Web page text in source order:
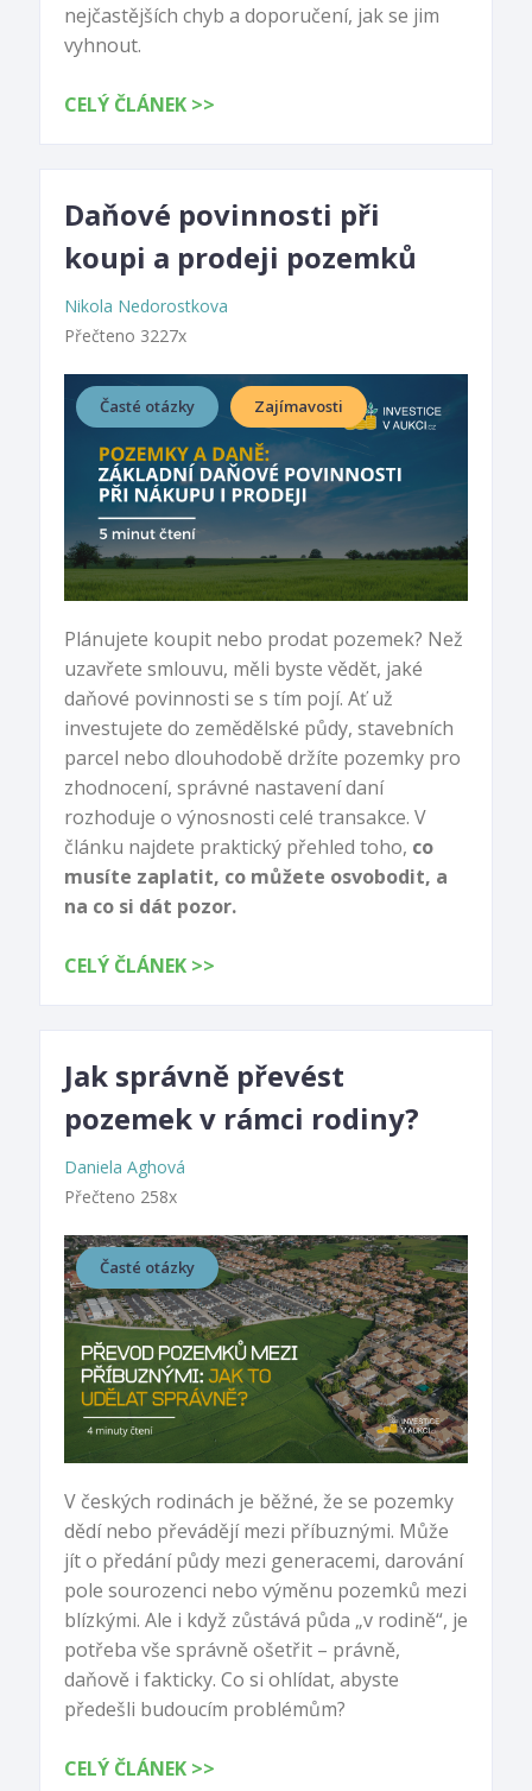
nejčastějších chyb a doporučení, jak se jim
vyhnout.
CELÝ ČLÁNEK >>
Daňové povinnosti při
koupi a prodeji pozemků
Nikola Nedorostkova
Přečteno 3227x
Časté otázky Zajímavosti
Plánujete koupit nebo prodat pozemek? Než
uzavřete smlouvu, měli byste vědět, jaké
daňové povinnosti se s tím pojí. Ať už
investujete do zemědělské půdy, stavebních
parcel nebo dlouhodobě držíte pozemky pro
zhodnocení, správné nastavení daní
rozhoduje o výnosnosti celé transakce. V
článku najdete praktický přehled toho, co
musíte zaplatit, co můžete osvobodit, a
na co si dát pozor.
CELÝ ČLÁNEK >>
Jak správně převést
pozemek v rámci rodiny?
Daniela Aghová
Přečteno 258x
Časté otázky
V českých rodinách je běžné, že se pozemky
dědí nebo převádějí mezi příbuznými. Může
jít o předání půdy mezi generacemi, darování
pole sourozenci nebo výměnu pozemků mezi
blízkými. Ale i když zůstává půda „v rodině“, je
potřeba vše správně ošetřit – právně,
daňově i fakticky. Co si ohlídat, abyste
předešli budoucím problémům?
CELÝ ČLÁNEK >>